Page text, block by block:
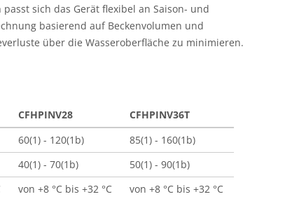
sich das Gerät flexibel an Saison- und
basierend auf Beckenvolumen und
über die Wasseroberfläche zu minimieren.
CFHPINV28
CFHPINV36T
60(1) - 120(1b)
85(1) - 160(1b)
40(1) - 70(1b)
50(1) - 90(1b)
von +8 °C bis +32 °C
von +8 °C bis +32 °C